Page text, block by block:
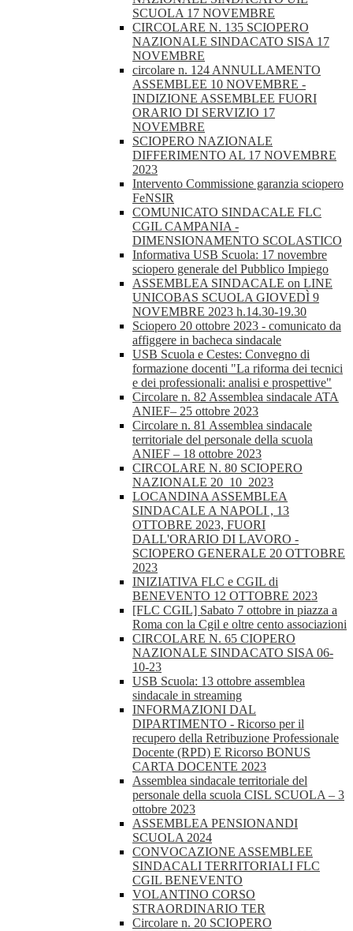
SCUOLA 17 NOVEMBRE
CIRCOLARE N. 135 SCIOPERO
NAZIONALE SINDACATO SISA 17
NOVEMBRE
circolare n. 124 ANNULLAMENTO
ASSEMBLEE 10 NOVEMBRE -
INDIZIONE ASSEMBLEE FUORI
ORARIO DI SERVIZIO 17
NOVEMBRE
SCIOPERO NAZIONALE
DIFFERIMENTO AL 17 NOVEMBRE
2023
Intervento Commissione garanzia sciopero
FeNSIR
COMUNICATO SINDACALE FLC
CGIL CAMPANIA -
DIMENSIONAMENTO SCOLASTICO
Informativa USB Scuola: 17 novembre
sciopero generale del Pubblico Impiego
ASSEMBLEA SINDACALE on LINE
UNICOBAS SCUOLA GIOVEDÌ 9
NOVEMBRE 2023 h.14.30-19.30
Sciopero 20 ottobre 2023 - comunicato da
affiggere in bacheca sindacale
USB Scuola e Cestes: Convegno di
formazione docenti "La riforma dei tecnici
e dei professionali: analisi e prospettive"
Circolare n. 82 Assemblea sindacale ATA
ANIEF– 25 ottobre 2023
Circolare n. 81 Assemblea sindacale
territoriale del personale della scuola
ANIEF – 18 ottobre 2023
CIRCOLARE N. 80 SCIOPERO
NAZIONALE 20_10_2023
LOCANDINA ASSEMBLEA
SINDACALE A NAPOLI , 13
OTTOBRE 2023, FUORI
DALL'ORARIO DI LAVORO -
SCIOPERO GENERALE 20 OTTOBRE
2023
INIZIATIVA FLC e CGIL di
BENEVENTO 12 OTTOBRE 2023
[FLC CGIL] Sabato 7 ottobre in piazza a
Roma con la Cgil e oltre cento associazioni
CIRCOLARE N. 65 CIOPERO
NAZIONALE SINDACATO SISA 06-
10-23
USB Scuola: 13 ottobre assemblea
sindacale in streaming
INFORMAZIONI DAL
DIPARTIMENTO - Ricorso per il
recupero della Retribuzione Professionale
Docente (RPD) E Ricorso BONUS
CARTA DOCENTE 2023
Assemblea sindacale territoriale del
personale della scuola CISL SCUOLA – 3
ottobre 2023
ASSEMBLEA PENSIONANDI
SCUOLA 2024
CONVOCAZIONE ASSEMBLEE
SINDACALI TERRITORIALI FLC
CGIL BENEVENTO
VOLANTINO CORSO
STRAORDINARIO TER
Circolare n. 20 SCIOPERO